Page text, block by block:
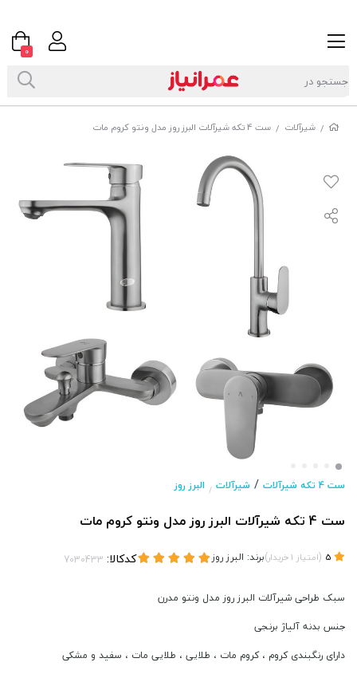
/ شیرآلات / ست 4 تکه شیرآلات البرز روز مدل ونتو کروم مات
ست 4 تکه شیرآلات / شیرآلات / البرز روز
ست 4 تکه شیرآلات البرز روز مدل ونتو کروم مات
(امتیاز 1خریدار)برند: البرز روز کدکالا:
سبک طراحی شیرآلات البرز روز مدل ونتو مدرن
جنس بدنه آلیاژ برنجی
دارای رنگبندی کروم ، کروم مات ، طلایی ، طلایی مات ، سفید و مشکی
0